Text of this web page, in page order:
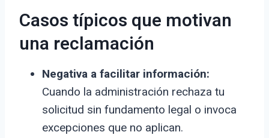
Casos típicos que motivan
una reclamación
Negativa a facilitar información:
Cuando la administración rechaza tu
solicitud sin fundamento legal o invoca
excepciones que no aplican.